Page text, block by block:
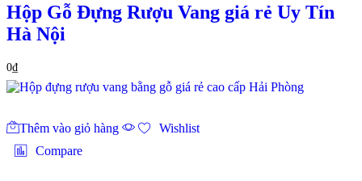
Hộp Gỗ Đựng Rượu Vang giá rẻ Uy Tín
Hà Nội
0₫
Thêm vào giỏ hàng
Wishlist
Compare